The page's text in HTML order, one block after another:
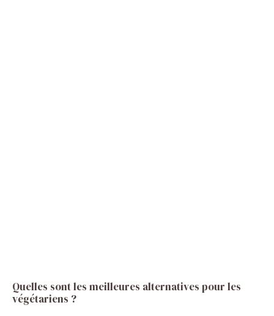
Quelles sont les meilleures alternatives pour les
végétariens ?